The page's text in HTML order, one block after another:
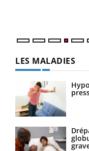
LES MALADIES